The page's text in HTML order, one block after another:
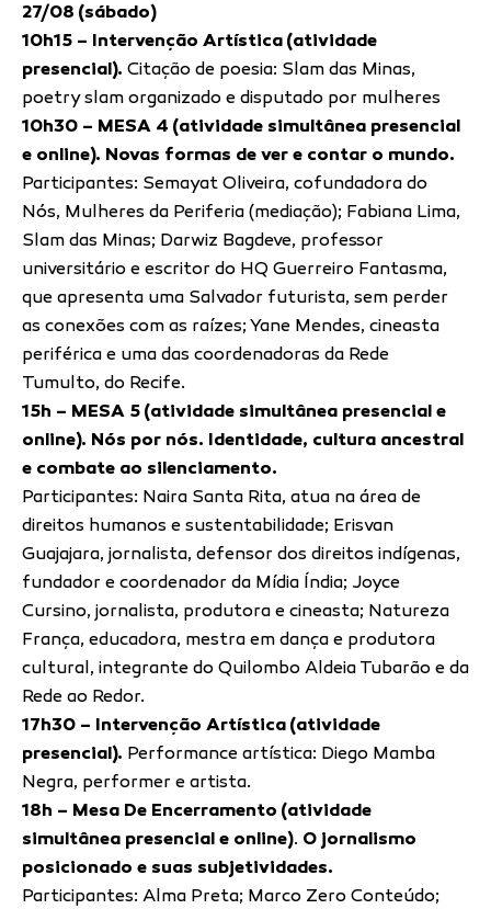
27/08 (sábado)
10h15 – Intervenção Artística (atividade
presencial). Citação de poesia: Slam das Minas,
poetry slam organizado e disputado por mulheres
10h30 – MESA 4 (atividade simultânea presencial
e online). Novas formas de ver e contar o mundo.
Participantes: Semayat Oliveira, cofundadora do
Nós, Mulheres da Periferia (mediação); Fabiana Lima,
Slam das Minas; Darwiz Bagdeve, professor
universitário e escritor do HQ Guerreiro Fantasma,
que apresenta uma Salvador futurista, sem perder
as conexões com as raízes; Yane Mendes, cineasta
periférica e uma das coordenadoras da Rede
Tumulto, do Recife.
15h – MESA 5 (atividade simultânea presencial e
online). Nós por nós. Identidade, cultura ancestral
e combate ao silenciamento.
Participantes: Naira Santa Rita, atua na área de
direitos humanos e sustentabilidade; Erisvan
Guajajara, jornalista, defensor dos direitos indígenas,
fundador e coordenador da Mídia Índia; Joyce
Cursino, jornalista, produtora e cineasta; Natureza
França, educadora, mestra em dança e produtora
cultural, integrante do Quilombo Aldeia Tubarão e da
Rede ao Redor.
17h30 – Intervenção Artística (atividade
presencial). Performance artística: Diego Mamba
Negra, performer e artista.
18h – Mesa De Encerramento (atividade
simultânea presencial e online). O jornalismo
posicionado e suas subjetividades.
Participantes: Alma Preta; Marco Zero Conteúdo;